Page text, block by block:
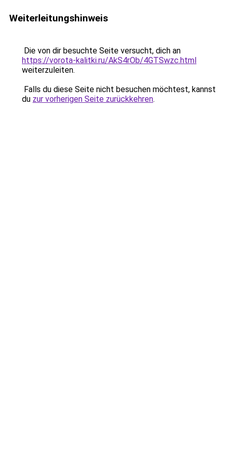
Weiterleitungshinweis
Die von dir besuchte Seite versucht, dich an
https://vorota-kalitki.ru/AkS4rOb/4GTSwzc.html
weiterzuleiten.
Falls du diese Seite nicht besuchen möchtest, kannst
du zur vorherigen Seite zurückkehren.